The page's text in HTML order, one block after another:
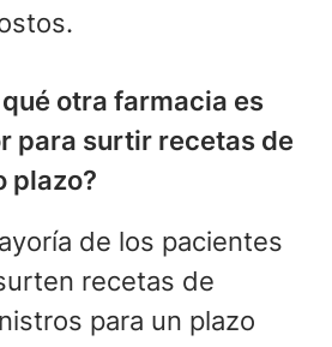
otra farmacia es
para surtir recetas de
plazo?
de los pacientes
recetas de
para un plazo